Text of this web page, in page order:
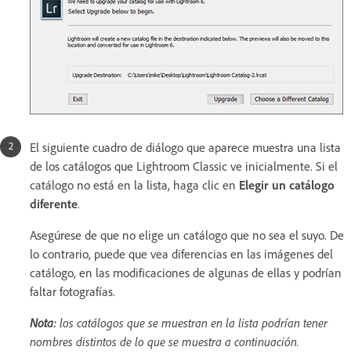
El siguiente cuadro de diálogo que aparece muestra una lista
de los catálogos que Lightroom Classic ve inicialmente. Si el
catálogo no está en la lista, haga clic en Elegir un catálogo
diferente.
Asegúrese de que no elige un catálogo que no sea el suyo. De
lo contrario, puede que vea diferencias en las imágenes del
catálogo, en las modificaciones de algunas de ellas y podrían
faltar fotografías.
Nota: los catálogos que se muestran en la lista podrían tener
nombres distintos de lo que se muestra a continuación.